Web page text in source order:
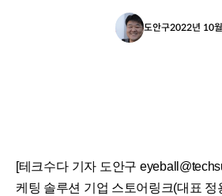
도안구2022년 10
[테크수다 기자 도안구
케팅 솔루션 기업 스토어링크(대표